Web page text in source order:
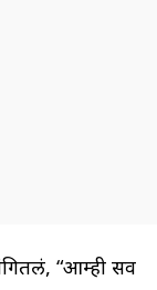
“आम्ही सर्व